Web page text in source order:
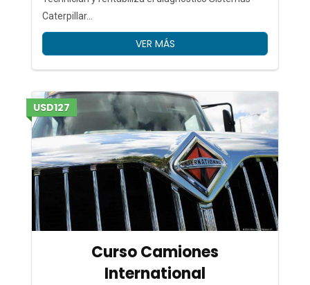
Caterpillar…
VER MÁS
USD127
Curso Camiones
International